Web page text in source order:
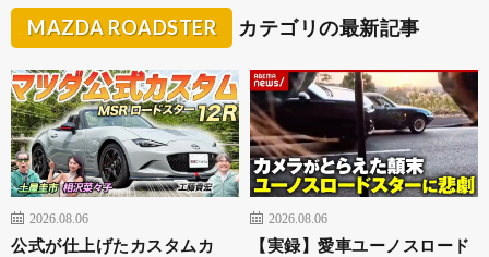
MAZDA ROADSTER カテゴリの最新記事
2026.08.06
公式が仕上げたカスタムカ
2026.08.06
【実録】愛車ユーノスロード